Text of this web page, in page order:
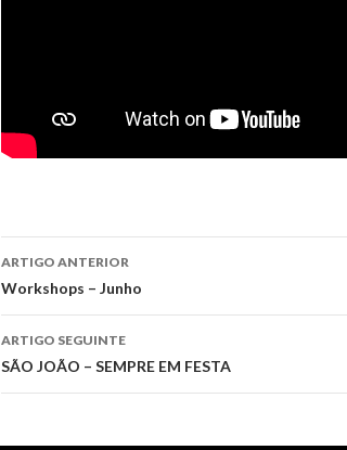
Navegação
de
artigos
ARTIGO ANTERIOR
Workshops – Junho
ARTIGO SEGUINTE
SÃO JOÃO – SEMPRE EM FESTA